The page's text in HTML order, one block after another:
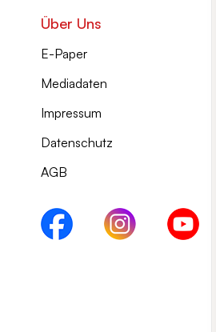
Über Uns
E-Paper
Mediadaten
Impressum
Datenschutz
AGB